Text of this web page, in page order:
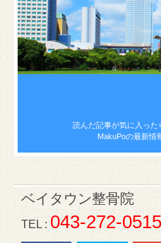
読んだ記事が気に入った
MakuPoの最新情
ベイタウン整骨院
TEL : 043-272-0515